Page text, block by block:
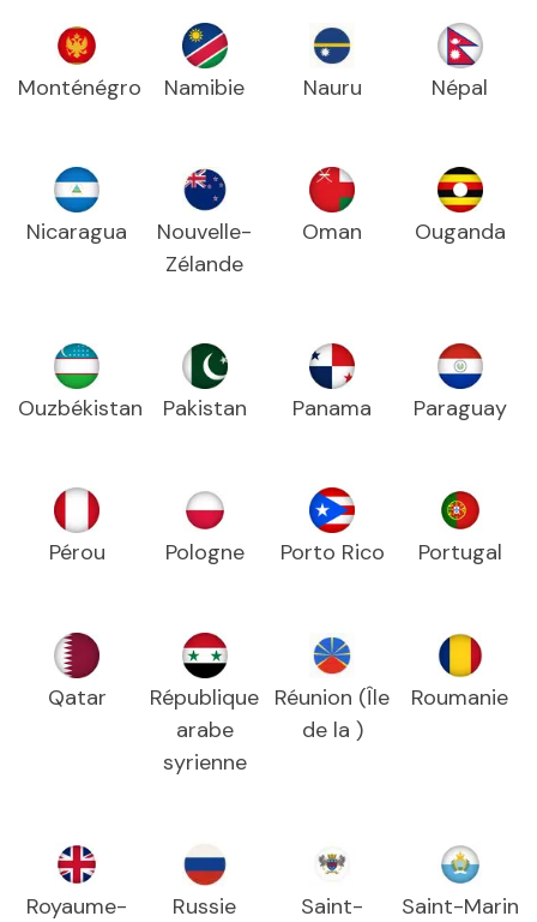
Monténégro Namibie Nauru Népal
Nicaragua
Nouvelle-
Zélande
Oman Ouganda
Ouzbékistan Pakistan Panama Paraguay
Pérou Pologne Porto Rico Portugal
Qatar
République
arabe
syrienne
Réunion (Île
de la )
Roumanie
Royaume-
Russie
Saint-
Saint-Marin